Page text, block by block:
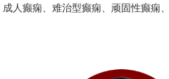
人癫痫、难治型癫痫、顽固性癫痫、